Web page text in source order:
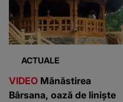
ACTUALE
VIDEO Mănăstirea
Bârsana, oază de liniște